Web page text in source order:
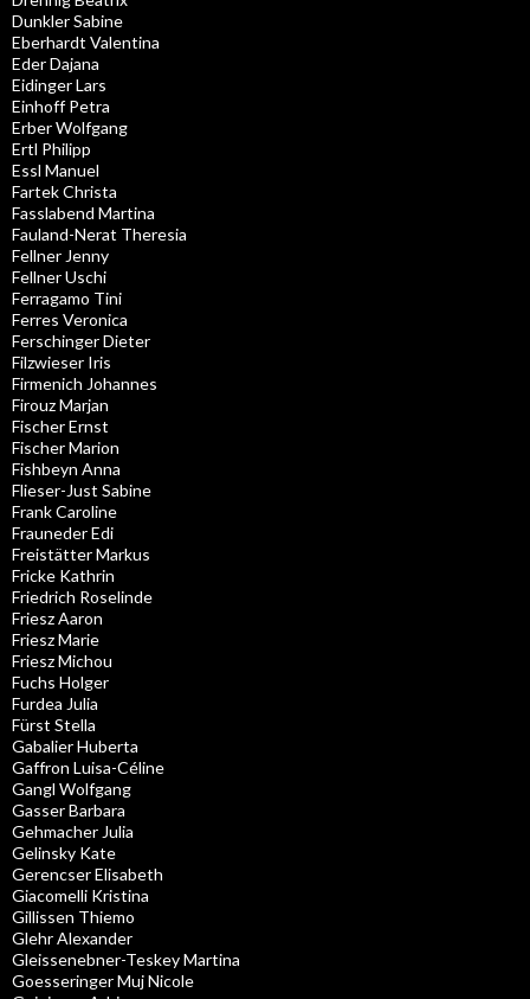
Dunkler Sabine
Eberhardt Valentina
Eder Dajana
Eidinger Lars
Einhoff Petra
Erber Wolfgang
Ertl Philipp
Essl Manuel
Fartek Christa
Fasslabend Martina
Fauland-Nerat Theresia
Fellner Jenny
Fellner Uschi
Ferragamo Tini
Ferres Veronica
Ferschinger Dieter
Filzwieser Iris
Firmenich Johannes
Firouz Marjan
Fischer Ernst
Fischer Marion
Fishbeyn Anna
Flieser-Just Sabine
Frank Caroline
Frauneder Edi
Freistätter Markus
Fricke Kathrin
Friedrich Roselinde
Friesz Aaron
Friesz Marie
Friesz Michou
Fuchs Holger
Furdea Julia
Fürst Stella
Gabalier Huberta
Gaffron Luisa-Céline
Gangl Wolfgang
Gasser Barbara
Gehmacher Julia
Gelinsky Kate
Gerencser Elisabeth
Giacomelli Kristina
Gillissen Thiemo
Glehr Alexander
Gleissenebner-Teskey Martina
Goesseringer Muj Nicole